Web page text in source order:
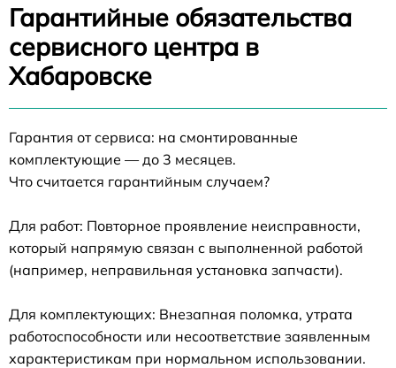
Гарантийные обязательства
сервисного центра в
Хабаровске
Гарантия от сервиса: на смонтированные
комплектующие — до 3 месяцев.
Что считается гарантийным случаем?
Для работ: Повторное проявление неисправности,
который напрямую связан с выполненной работой
(например, неправильная установка запчасти).
Для комплектующих: Внезапная поломка, утрата
работоспособности или несоответствие заявленным
характеристикам при нормальном использовании.